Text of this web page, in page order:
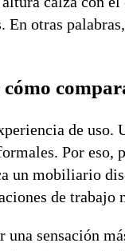
En otras
de uso.
Por eso,
un mobiliario
de trabajo
una sensación